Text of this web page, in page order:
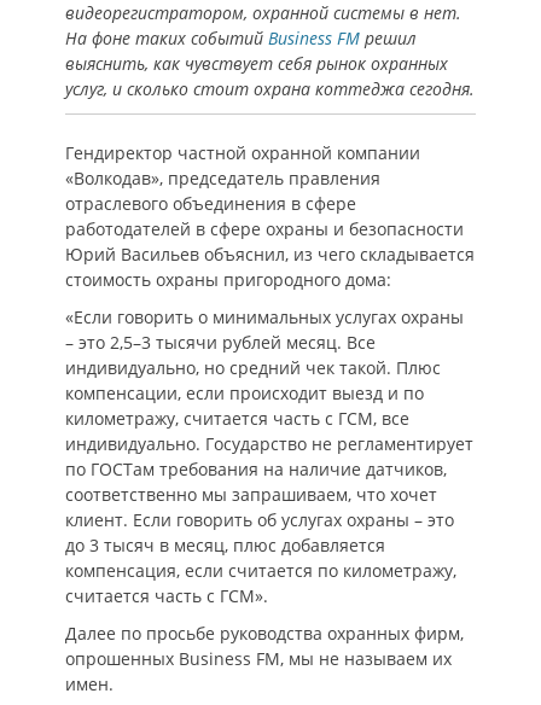
видеорегистратором, охранной системы в нет.
На фоне таких событий Business FM решил
выяснить, как чувствует себя рынок охранных
услуг, и сколько стоит охрана коттеджа сегодня.
Гендиректор частной охранной компании
«Волкодав», председатель правления
отраслевого объединения в сфере
работодателей в сфере охраны и безопасности
Юрий Васильев объяснил, из чего складывается
стоимость охраны пригородного дома:
«Если говорить о минимальных услугах охраны
– это 2,5–3 тысячи рублей месяц. Все
индивидуально, но средний чек такой. Плюс
компенсации, если происходит выезд и по
километражу, считается часть с ГСМ, все
индивидуально. Государство не регламентирует
по ГОСТам требования на наличие датчиков,
соответственно мы запрашиваем, что хочет
клиент. Если говорить об услугах охраны – это
до 3 тысяч в месяц, плюс добавляется
компенсация, если считается по километражу,
считается часть с ГСМ».
Далее по просьбе руководства охранных фирм,
опрошенных Business FM, мы не называем их
имен.